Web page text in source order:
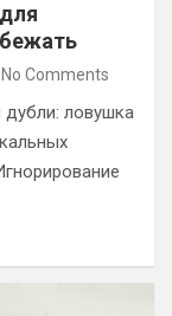
No Comments
ловушка